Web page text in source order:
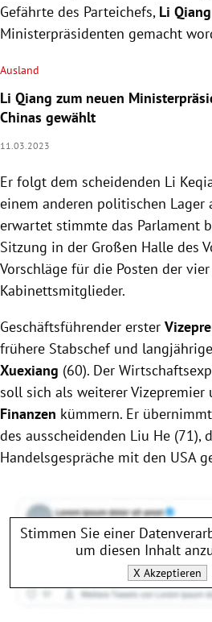
Gefährte des Parteichefs, Li Qiang
Ministerpräsidenten gemacht
Ausland
Li Qiang zum neuen
Chinas gewählt
11.03.2023
Er folgt dem scheidenden Li
einem anderen politischen Lager
erwartet stimmte das Parlament
Sitzung in der Großen Halle des
Vorschläge für die Posten der
Kabinettsmitglieder.
Geschäftsführender erster
frühere Stabschef und
Xuexiang (60). Der
soll sich als weiterer Vizepremier
Finanzen kümmern. Er
des ausscheidenden Liu He (71),
Handelsgespräche mit den USA
Stimmen Sie einer
um diesen Inhalt
X Akzeptieren